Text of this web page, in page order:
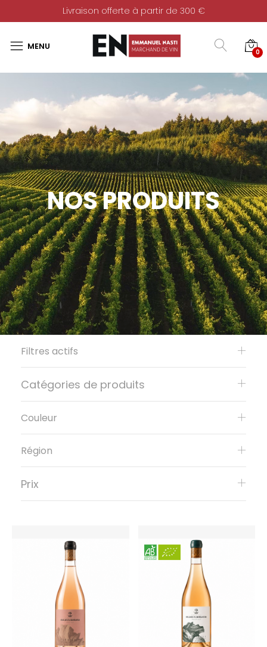
Livraison offerte à partir de 300 €
0
NOS PRODUITS
Filtres actifs
Catégories de produits
Couleur
Région
Prix